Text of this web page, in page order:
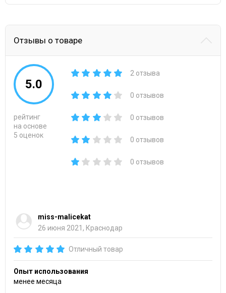
Отзывы о товаре
5.0
рейтинг
на основе
5 оценок
2 отзыва
0 отзывов
0 отзывов
0 отзывов
0 отзывов
miss-malicekat
26 июня 2021, Краснодар
Отличный товар
Опыт использования
менее месяца